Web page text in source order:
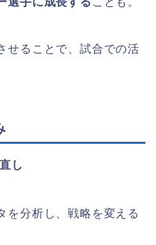
せることで、試合での活
し
を分析し、戦略を変える